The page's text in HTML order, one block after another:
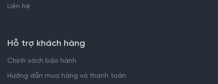
Liên hệ
Hỗ trợ khách hàng
Chính sách bảo hành
Hướng dẫn mua hàng và thanh toán